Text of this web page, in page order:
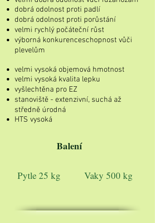
dobrá odolnost proti padlí
dobrá odolnost proti porůstání
velmi rychlý počáteční růst
výborná konkurenceschopnost vůči
plevelům
velmi vysoká objemová hmotnost
velmi vysoká kvalita lepku
vyšlechtěna pro EZ
stanoviště - extenzivní, suchá až
středně úrodná
HTS vysoká
Balení
Pytle 25 kg Vaky 500 kg